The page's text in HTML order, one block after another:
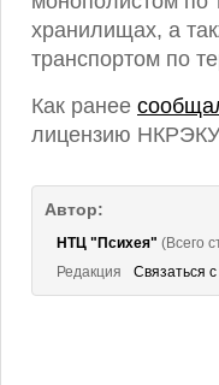
хранилищах, а
транспортом по
Как ранее
лицензию НКРЭКУ
Автор:
НТЦ "Психея" (Всего
Редакция
Связаться